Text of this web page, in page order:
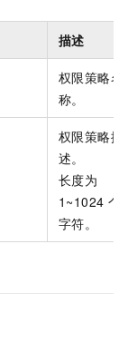
描述
权限策略名
称。
权限策略描
述。
长度为
1~1024 个
字符。